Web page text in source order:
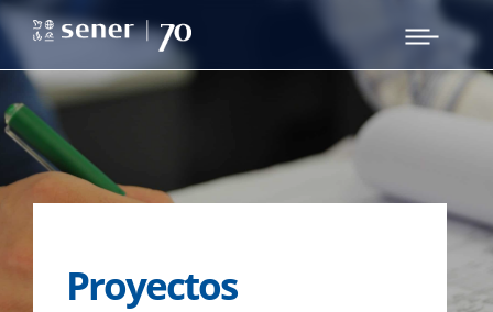
Proyectos